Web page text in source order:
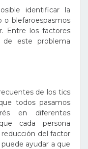
identificar la
o blefaroespasmos
Entre los factores
de este problema
de los tics
todos pasamos
en diferentes
cada persona
del factor
ayudar a que